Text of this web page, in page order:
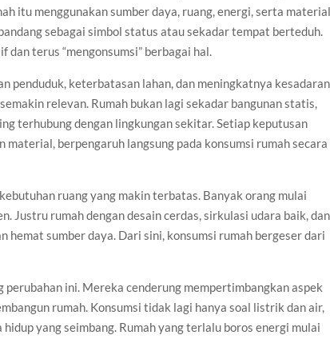
itu menggunakan sumber daya, ruang, energi, serta
sebagai simbol status atau sekadar tempat berteduh.
terus “mengonsumsi” berbagai hal.
penduduk, keterbatasan lahan, dan meningkatnya kesadaran
relevan. Rumah bukan lagi sekadar bangunan statis,
terhubung dengan lingkungan sekitar. Setiap keputusan
material, berpengaruh langsung pada konsumsi rumah secara
ruang yang makin terbatas. Banyak orang mulai
Justru rumah dengan desain cerdas, sirkulasi udara baik, dan
hemat sumber daya. Dari sini, konsumsi rumah bergeser dari
ini. Mereka cenderung mempertimbangkan aspek
rumah. Konsumsi tidak lagi hanya soal listrik dan air,
yang seimbang. Rumah yang terlalu boros energi mulai